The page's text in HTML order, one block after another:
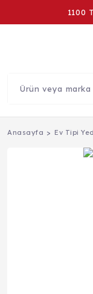
1100
Anasayfa Ev Tipi